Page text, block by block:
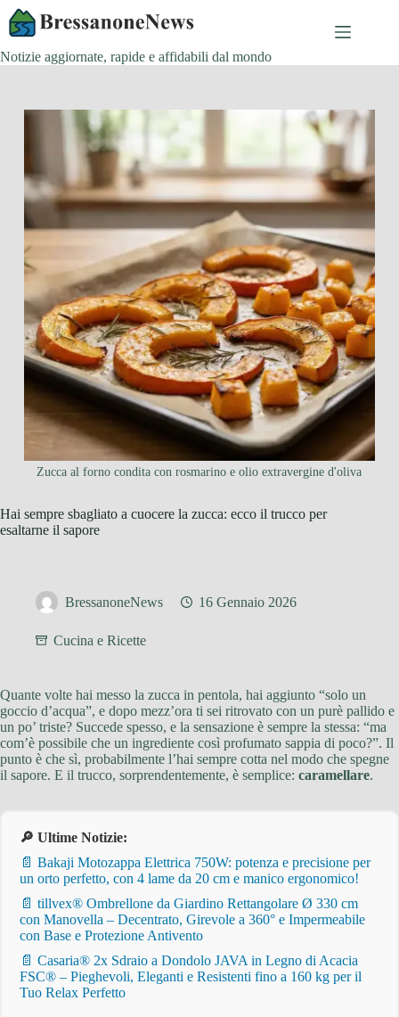
Salta
contenuto
Notizie aggiornate, rapide e affidabili dal mondo
Zucca al forno condita con rosmarino e olio extravergine d'oliva
Hai sempre sbagliato a cuocere la zucca: ecco il trucco per
esaltarne il sapore
BressanoneNews 16 Gennaio 2026
Cucina e Ricette
Quante volte hai messo la zucca in pentola, hai aggiunto “solo un
goccio d’acqua”, e dopo mezz’ora ti sei ritrovato con un purè pallido e
un po’ triste? Succede spesso, e la sensazione è sempre la stessa: “ma
com’è possibile che un ingrediente così profumato sappia di poco?”. Il
punto è che sì, probabilmente l’hai sempre cotta nel modo che spegne
il sapore. E il trucco, sorprendentemente, è semplice: caramellare.
🔎 Ultime Notizie:
📄 Bakaji Motozappa Elettrica 750W: potenza e precisione per
un orto perfetto, con 4 lame da 20 cm e manico ergonomico!
📄 tillvex® Ombrellone da Giardino Rettangolare Ø 330 cm
con Manovella – Decentrato, Girevole a 360° e Impermeabile
con Base e Protezione Antivento
📄 Casaria® 2x Sdraio a Dondolo JAVA in Legno di Acacia
FSC® – Pieghevoli, Eleganti e Resistenti fino a 160 kg per il
Tuo Relax Perfetto